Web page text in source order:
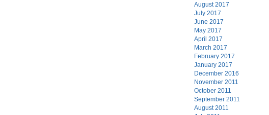
August 2017
July 2017
June 2017
May 2017
April 2017
March 2017
February 2017
January 2017
December 2016
November 2011
October 2011
September 2011
August 2011